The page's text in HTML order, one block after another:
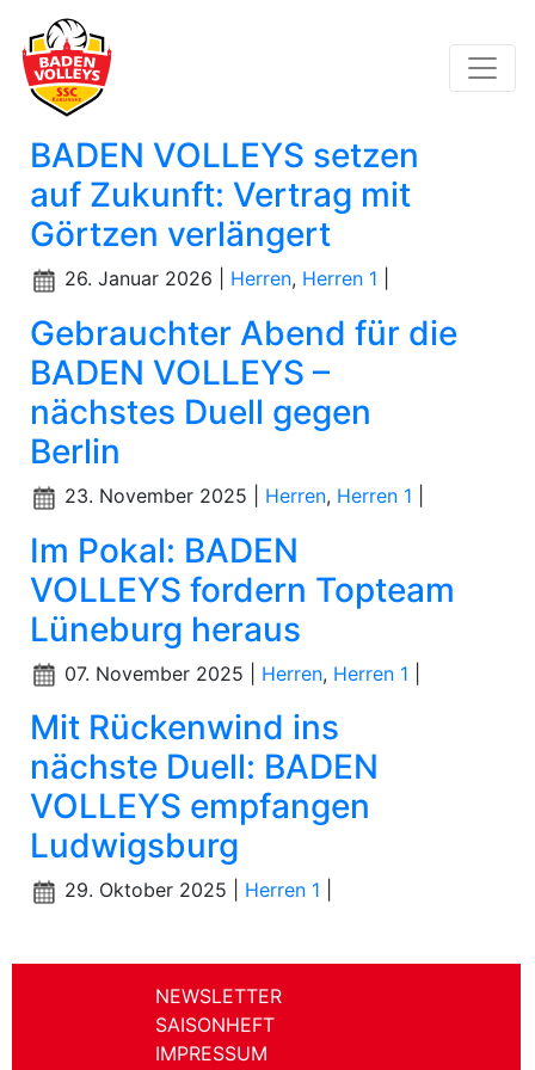
BADEN VOLLEYS setzen
auf Zukunft: Vertrag mit
Görtzen verlängert
26. Januar 2026 | Herren, Herren 1
Gebrauchter Abend für die
BADEN VOLLEYS –
nächstes Duell gegen
Berlin
23. November 2025 | Herren, Herren 1
Im Pokal: BADEN
VOLLEYS fordern Topteam
Lüneburg heraus
07. November 2025 | Herren, Herren 1
Mit Rückenwind ins
nächste Duell: BADEN
VOLLEYS empfangen
Ludwigsburg
29. Oktober 2025 | Herren 1
NEWSLETTER
SAISONHEFT
IMPRESSUM